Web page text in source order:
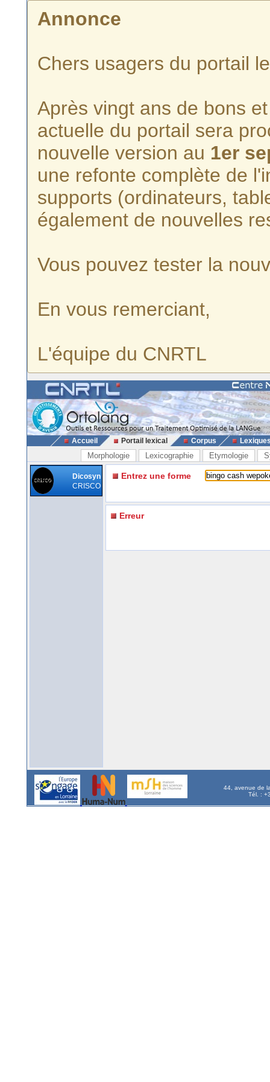
Annonce
Chers usagers du portail
Après vingt ans de bons
actuelle du portail sera
nouvelle version au 1er
une refonte complète de
supports (ordinateurs,
également de nouvelles
Vous pouvez tester la
En vous remerciant,
L'équipe du CNRTL
Accueil Portail lexical Corpus
Morphologie Lexicographie Etymologie
Dicosyn
CRISCO
Entrez une forme
Erreur
44, avenue de
Tél. :